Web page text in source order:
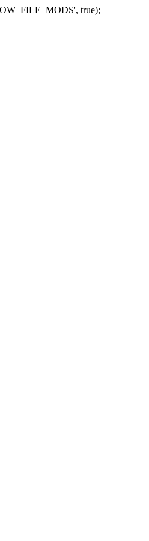
true);